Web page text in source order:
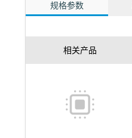
规格参数
相关产品